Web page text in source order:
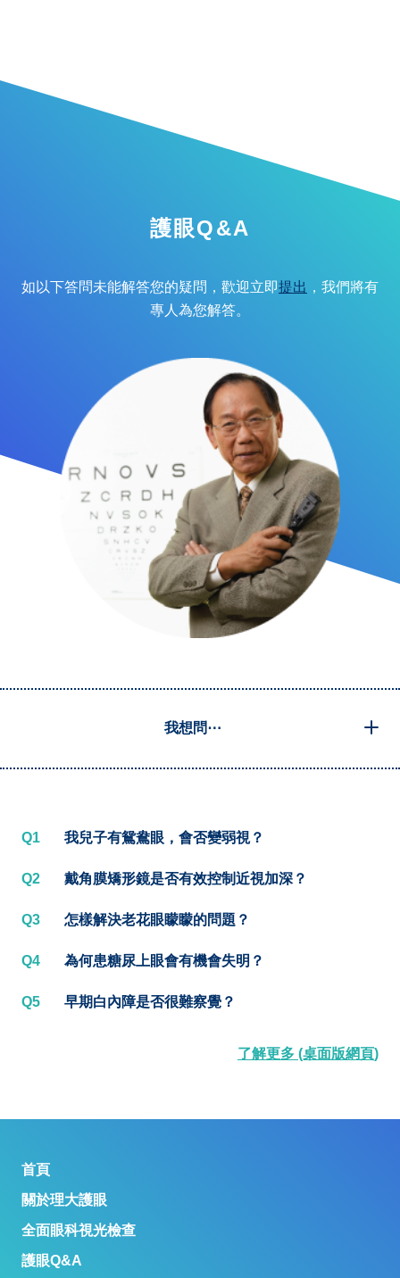
護眼Q&A
如以下答問未能解答您的疑問，歡迎立即提出 ，我們將有
專人為您解答。
我想問⋯
Q1 我兒子有鴛鴦眼，會否變弱視？
Q2 戴角膜矯形鏡是否有效控制近視加深？
Q3 怎樣解決老花眼矇矇的問題？
Q4 為何患糖尿上眼會有機會失明？
Q5 早期白內障是否很難察覺？
了解更多 (桌面版網頁)
首頁
關於理大護眼
全面眼科視光檢查
護眼Q&A